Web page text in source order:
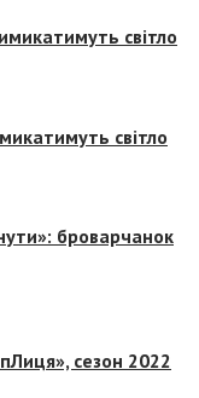
світло
світло
броварчанок
сезон 2022